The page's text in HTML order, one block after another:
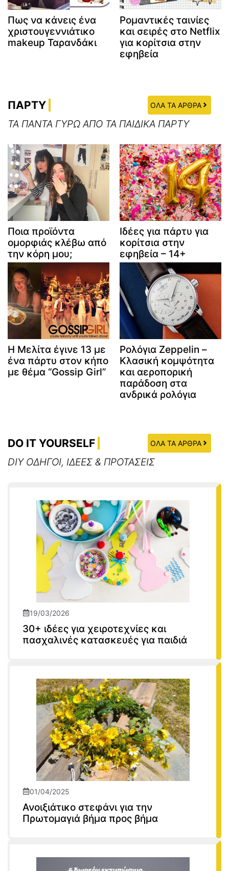
Πως να κάνεις ένα
χριστουγεννιάτικο
makeup Ταρανδάκι
Ρομαντικές ταινίες
και σειρές στο Netflix
για κορίτσια στην
εφηβεία
ΠΑΡΤΥ ΟΛΑ ΤΑ ΑΡΘΡΑ
ΤΑ ΠΑΝΤΑ ΓΥΡΩ ΑΠΟ ΤΑ ΠΑΙΔΙΚΑ ΠΑΡΤΥ
Ποια προϊόντα
ομορφιάς κλέβω από
την κόρη μου;
Ιδέες για πάρτυ για
κορίτσια στην
εφηβεία – 14+
Η Μελίτα έγινε 13 με
ένα πάρτυ στον κήπο
με θέμα “Gossip Girl”
Ρολόγια Zeppelin –
Κλασική κομψότητα
και αεροπορική
παράδοση στα
ανδρικά ρολόγια
DO IT YOURSELF ΟΛΑ ΤΑ ΑΡΘΡΑ
DIY ΟΔΗΓΟΙ, ΙΔΕΕΣ & ΠΡΟΤΑΣΕΙΣ
19/03/2026
30+ ιδέες για χειροτεχνίες και
πασχαλινές κατασκευές για παιδιά
01/04/2025
Ανοιξιάτικο στεφάνι για την
Πρωτομαγιά βήμα προς βήμα